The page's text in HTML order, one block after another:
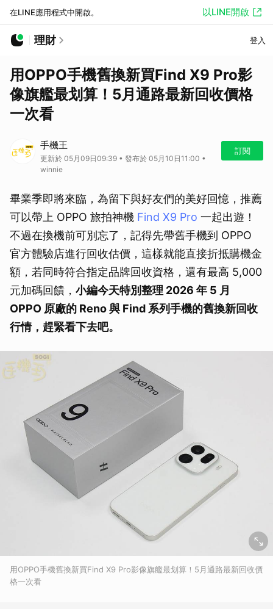
在LINE應用程式中開啟。 以LINE開啟
理財 登入
用OPPO手機舊換新買Find X9 Pro影
像旗艦最划算！5月通路最新回收價格
一次看
手機王
更新於 05月09日09:39 • 發布於 05月10日11:00 •
winnie
訂閱
畢業季即將來臨，為留下與好友們的美好回憶，推薦
可以帶上 OPPO 旅拍神機 Find X9 Pro 一起出遊！
不過在換機前可別忘了，記得先帶舊手機到 OPPO
官方體驗店進行回收估價，這樣就能直接折抵購機金
額，若同時符合指定品牌回收資格，還有最高 5,000
元加碼回饋， 小編今天特別整理 2026 年 5 月
OPPO 原廠的 Reno 與 Find 系列手機的舊換新回收
行情，趕緊看下去吧。
用OPPO手機舊換新買Find X9 Pro影像旗艦最划算！5月通路最新回收價
格一次看